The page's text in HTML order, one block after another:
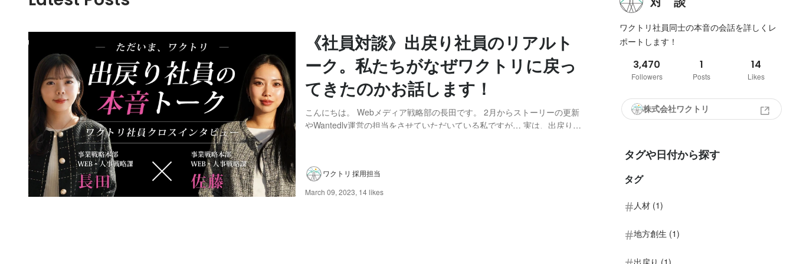
《社員対談》出戻り社員のリアルト
ーク。私たちがなぜワクトリに戻っ
てきたのかお話します！
こんにちは。 Webメディア戦略部の長田です。 2月からストーリーの更新
やWantedly運営の担当をさせていただいている私ですが… 実は、出戻り社
部にて採用人事・メディア運営...
ワクトリ 採用担当
March 09, 2023, 14 likes
ワクトリ社員同士の本音の会話を詳しくレ
ポートします！
3,470
Followers
1
Posts
14
Likes
株式会社ワクトリ
タグや日付から探す
タグ
人材 (1)
地方創生 (1)
出戻り (1)